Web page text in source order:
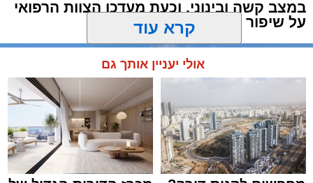
פתיחת הדלתות, אך הנוכחים במקום בחרו
להתעלם וסירבו לאפשר לכוחות להיכנס. לנוכח
הסירוב, נאלצו הבלשים לפרוץ את הדלת בכוח
כדי לחדור פנימה.
בחיפוש שערכו השוטרים בתוך המתחם נתפסו
אמצעים רבים ששימשו להפעלת המשחקים, ובהם
28 חבילות קלפים ומזוודות עמוסות ז'יטונים.
במצב קשה ובינוני, וכעת מעדכן הצוות הרפואי
על שיפור במצבם
קרא עוד
אולי יעניין אותך גם